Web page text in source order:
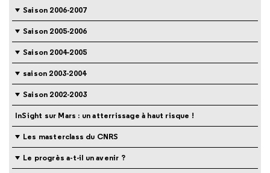
Saison 2006-2007
Saison 2005-2006
Saison 2004-2005
saison 2003-2004
Saison 2002-2003
InSight sur Mars : un atterrissage à haut risque !
Les masterclass du CNRS
Le progrès a-t-il un avenir ?